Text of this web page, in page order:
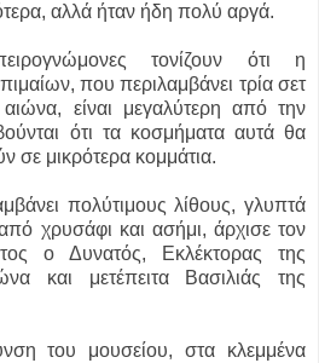
αλλά ήταν ήδη πολύ αργά.
τονίζουν ότι η
που περιλαμβάνει τρία σετ
είναι μεγαλύτερη από την
ότι τα κοσμήματα αυτά θα
σε μικρότερα κομμάτια.
πολύτιμους λίθους, γλυπτά
χρυσάφι και ασήμι, άρχισε τον
ο Δυνατός, Εκλέκτορας της
και μετέπειτα Βασιλιάς της
του μουσείου, στα κλεμμένα